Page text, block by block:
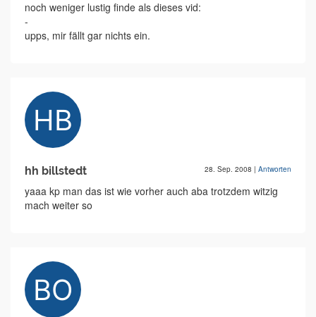
noch weniger lustig finde als dieses vid:
-
upps, mir fällt gar nichts ein.
hh billstedt 28. Sep. 2008 | Antworten
yaaa kp man das ist wie vorher auch aba trotzdem witzig
mach weiter so